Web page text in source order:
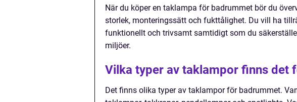
När du köper en taklampa för badrummet bör du
storlek, monteringssätt och fukttålighet. Du vill ha
funktionellt och trivsamt samtidigt som du
miljöer.
Vilka typer av taklampor finns det
Det finns olika typer av taklampor för badrummet.